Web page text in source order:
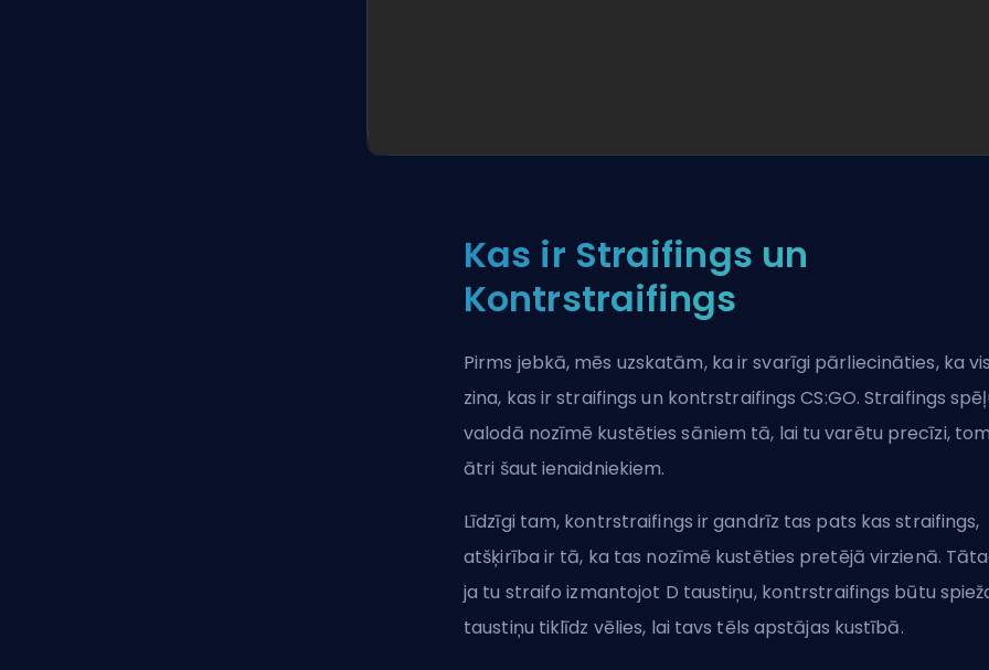
Kas ir Straifings un
Kontrstraifings
Pirms jebkā, mēs uzskatām, ka ir svarīgi pārliecināties, ka
zina, kas ir straifings un kontrstraifings CS:GO. Straifings
valodā nozīmē kustēties sāniem tā, lai tu varētu precīzi,
ātri šaut ienaidniekiem.
Līdzīgi tam, kontrstraifings ir gandrīz tas pats kas straifings,
atšķirība ir tā, ka tas nozīmē kustēties pretējā virzienā.
ja tu straifo izmantojot D taustiņu, kontrstraifings būtu
taustiņu tiklīdz vēlies, lai tavs tēls apstājas kustībā.